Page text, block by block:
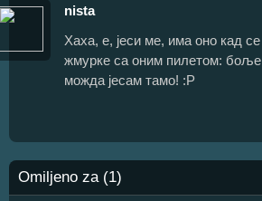
nista
Хаха, е, јеси ме, има оно кад
жмурке са оним пилетом:
можда јесам тамо! :Р
Omiljeno za (1)